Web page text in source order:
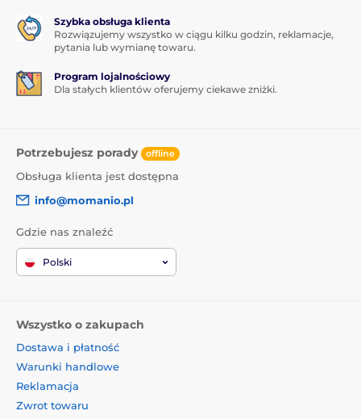
Szybka obsługa klienta
Rozwiązujemy wszystko w ciągu kilku godzin, reklamacje,
pytania lub wymianę towaru.
Program lojalnościowy
Dla stałych klientów oferujemy ciekawe zniżki.
Potrzebujesz porady offline
Obsługa klienta jest dostępna
info@momanio.pl
Gdzie nas znaleźć
Polski
Wszystko o zakupach
Dostawa i płatność
Warunki handlowe
Reklamacja
Zwrot towaru